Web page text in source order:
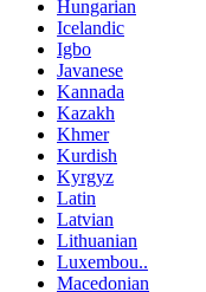
Hungarian
Icelandic
Igbo
Javanese
Kannada
Kazakh
Khmer
Kurdish
Kyrgyz
Latin
Latvian
Lithuanian
Luxembou..
Macedonian